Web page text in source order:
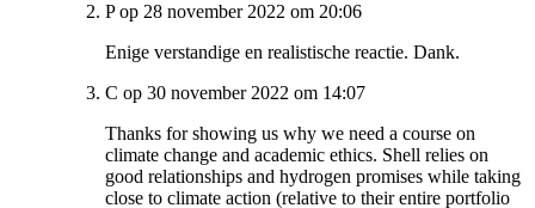
P op 28 november 2022 om 20:06
Enige verstandige en realistische reactie. Dank.
C op 30 november 2022 om 14:07
Thanks for showing us why we need a course on
climate change and academic ethics. Shell relies on
good relationships and hydrogen promises while taking
close to climate action (relative to their entire portfolio